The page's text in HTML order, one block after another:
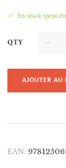
En stock (peut
QTY
AJOUTER AU
EAN: